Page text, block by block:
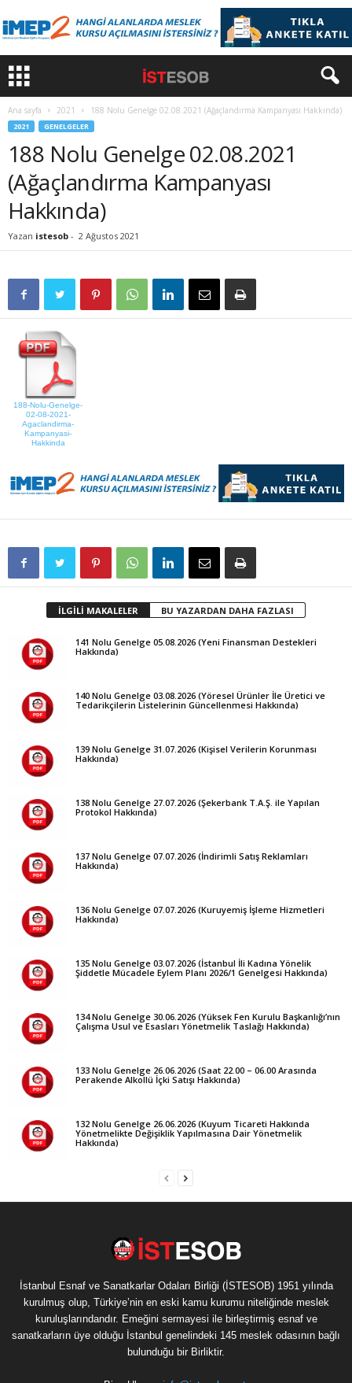
Ana sayfa 2021 188 Nolu Genelge 02.08.2021 (Ağaçlandırma Kampanyası Hakkında)
2021 GENELGELER
188 Nolu Genelge 02.08.2021
(Ağaçlandırma Kampanyası
Hakkında)
Yazan istesob - 2 Ağustos 2021
188-Nolu-Genelge-
02-08-2021-
Agaclandirma-
Kampanyasi-
Hakkinda
İLGİLİ MAKALELER BU YAZARDAN DAHA FAZLASI
141 Nolu Genelge 05.08.2026 (Yeni Finansman Destekleri
Hakkında)
140 Nolu Genelge 03.08.2026 (Yöresel Ürünler İle Üretici ve
Tedarikçilerin Listelerinin Güncellenmesi Hakkında)
139 Nolu Genelge 31.07.2026 (Kişisel Verilerin Korunması
Hakkında)
138 Nolu Genelge 27.07.2026 (Şekerbank T.A.Ş. ile Yapılan
Protokol Hakkında)
137 Nolu Genelge 07.07.2026 (İndirimli Satış Reklamları
Hakkında)
136 Nolu Genelge 07.07.2026 (Kuruyemiş İşleme Hizmetleri
Hakkında)
135 Nolu Genelge 03.07.2026 (İstanbul İli Kadına Yönelik
Şiddetle Mücadele Eylem Planı 2026/1 Genelgesi Hakkında)
134 Nolu Genelge 30.06.2026 (Yüksek Fen Kurulu Başkanlığı’nın
Çalışma Usul ve Esasları Yönetmelik Taslağı Hakkında)
133 Nolu Genelge 26.06.2026 (Saat 22.00 – 06.00 Arasında
Perakende Alkollü İçki Satışı Hakkında)
132 Nolu Genelge 26.06.2026 (Kuyum Ticareti Hakkında
Yönetmelikte Değişiklik Yapılmasına Dair Yönetmelik
Hakkında)
İstanbul Esnaf ve Sanatkarlar Odaları Birliği (İSTESOB) 1951 yılında
kurulmuş olup, Türkiye’nin en eski kamu kurumu niteliğinde meslek
kuruluşlarındandır. Emeğini sermayesi ile birleştirmiş esnaf ve
sanatkarların üye olduğu İstanbul genelindeki 145 meslek odasının bağlı
bulunduğu bir Birliktir.